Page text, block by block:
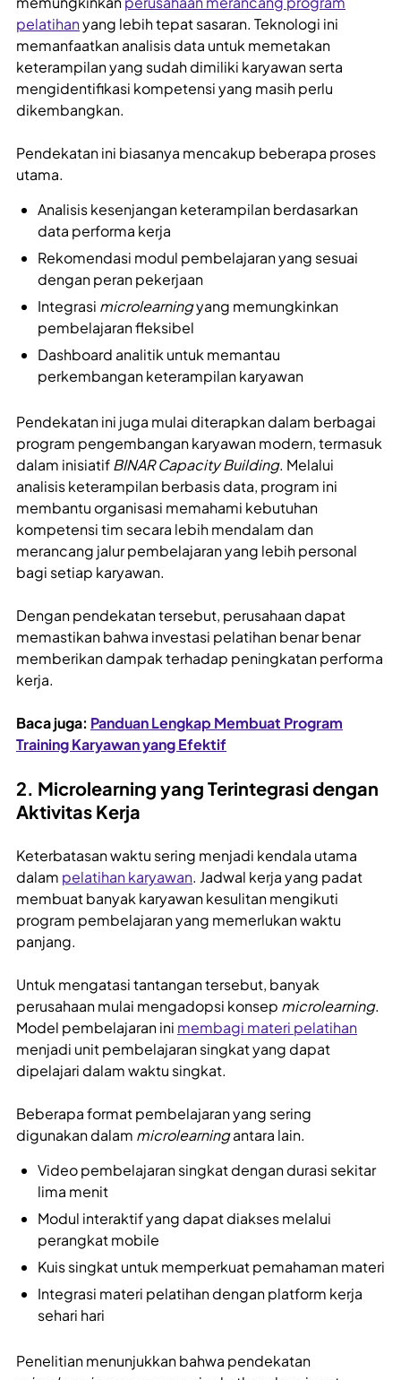
pelatihanyang lebih tepat sasaran. Teknologi ini
memanfaatkan analisis data untuk memetakan
keterampilan yang sudah dimiliki karyawan serta
mengidentifikasi kompetensi yang masih perlu
dikembangkan.
Pendekatan ini biasanya mencakup beberapa proses
utama.
Analisis kesenjangan keterampilan berdasarkan
data performa kerja
Rekomendasi modul pembelajaran yang sesuai
dengan peran pekerjaan
Integrasi microlearningyang memungkinkan
pembelajaran fleksibel
Dashboard analitik untuk memantau
perkembangan keterampilan karyawan
Pendekatan ini juga mulai diterapkan dalam berbagai
program pengembangan karyawan modern, termasuk
dalam inisiatifBINAR Capacity Building. Melalui
analisis keterampilan berbasis data, program ini
membantu organisasi memahami kebutuhan
kompetensi tim secara lebih mendalam dan
merancang jalur pembelajaran yang lebih personal
bagi setiap karyawan.
Dengan pendekatan tersebut, perusahaan dapat
memastikan bahwa investasi pelatihan benar benar
memberikan dampak terhadap peningkatan performa
kerja.
Baca juga: Panduan Lengkap Membuat Program
Training Karyawan yang Efektif
2. Microlearning yang Terintegrasi dengan
Aktivitas Kerja
Keterbatasan waktu sering menjadi kendala utama
dalam pelatihan karyawan. Jadwal kerja yang padat
membuat banyak karyawan kesulitan mengikuti
program pembelajaran yang memerlukan waktu
panjang.
Untuk mengatasi tantangan tersebut, banyak
perusahaan mulai mengadopsi konsep microlearning.
Model pembelajaran ini membagi materi pelatihan
menjadi unit pembelajaran singkat yang dapat
dipelajari dalam waktu singkat.
Beberapa format pembelajaran yang sering
digunakan dalam microlearningantara lain.
Video pembelajaran singkat dengan durasi sekitar
lima menit
Modul interaktif yang dapat diakses melalui
perangkat mobile
Kuis singkat untuk memperkuat pemahaman materi
Integrasi materi pelatihan dengan platform kerja
sehari hari
Penelitian menunjukkan bahwa pendekatan